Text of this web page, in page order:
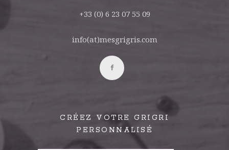
+33 (0) 6 23 07 55 09
info(at)mesgrigris.com
CRÉEZ VOTRE GRIGRI
PERSONNALISÉ